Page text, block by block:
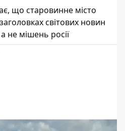
що старовинне місто
світових новин
не мішень росії